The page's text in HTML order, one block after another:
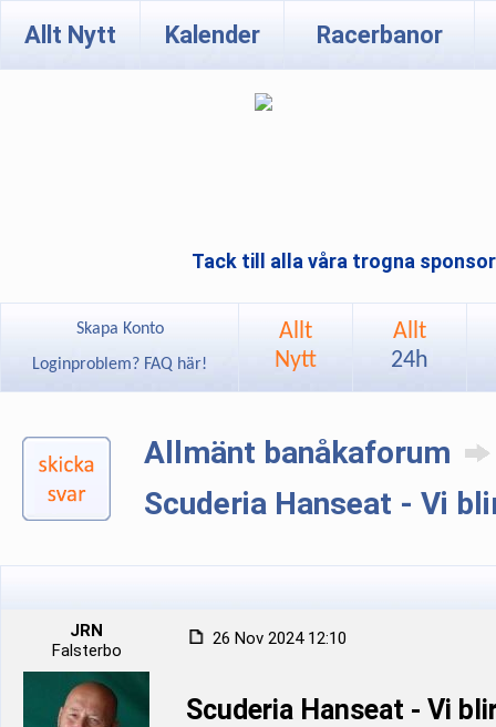
Allt Nytt Kalender Racerbanor
Tack till alla våra trogna
Skapa Konto
Loginproblem? FAQ här!
Allt
Nytt
Allt
24h
Allmänt banåkaforum
Scuderia Hanseat - Vi
JRN
Falsterbo
26 Nov 2024 12:10
Scuderia Hanseat - Vi